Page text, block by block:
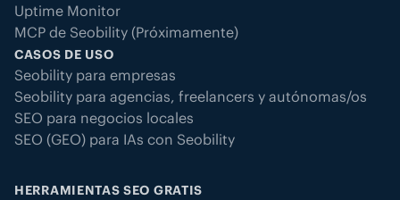
Uptime Monitor
MCP de Seobility (Próximamente)
CASOS DE USO
Seobility para empresas
Seobility para agencias, freelancers y autónomas/os
SEO para negocios locales
SEO (GEO) para IAs con Seobility
HERRAMIENTAS SEO GRATIS